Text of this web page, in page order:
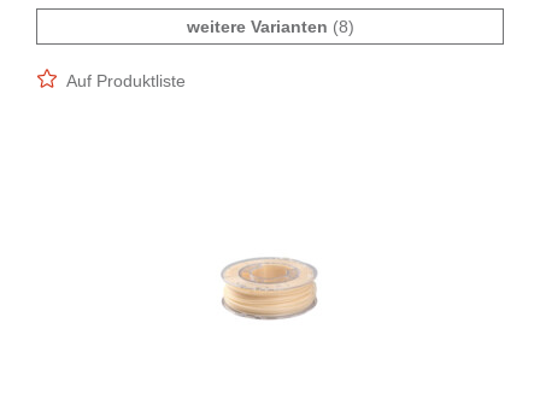
weitere Varianten (8)
Auf Produktliste